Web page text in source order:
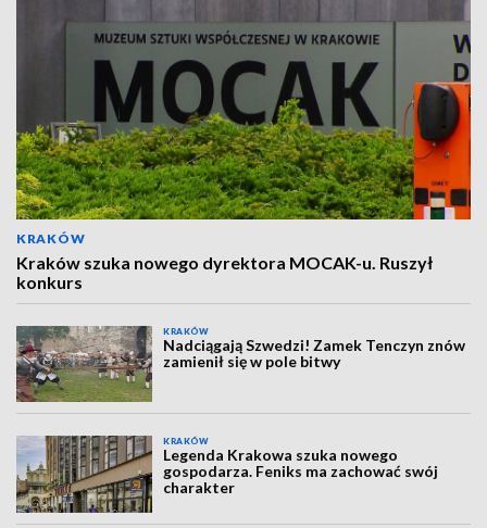
KRAKÓW
Kraków szuka nowego dyrektora MOCAK-u. Ruszył
konkurs
KRAKÓW
Nadciągają Szwedzi! Zamek Tenczyn znów
zamienił się w pole bitwy
KRAKÓW
Legenda Krakowa szuka nowego
gospodarza. Feniks ma zachować swój
charakter